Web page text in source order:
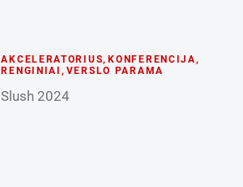
AKCELERATORIUS,KONFERENCIJA,
RENGINIAI , VERSLO PARAMA
Slush 2024